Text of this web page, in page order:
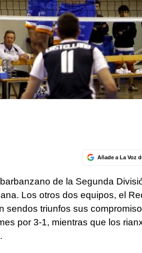
Añade a La Voz
de la Segunda
Los otros dos equipos, el
sendos triunfos sus
por 3-1, mientras que los